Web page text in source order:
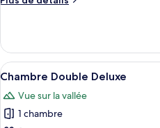
de
Chambre
Familiale
le
type
de
Chambre
Familiale
Afficher
toutes
les
photos
4
Chambre Double Deluxe
Vue sur la vallée
1 chambre